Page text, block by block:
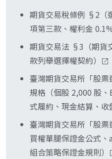
死才能達成。
計、兩邊計費基礎不同
要算進兩次證券交易稅
領口三腿到期前不會被
場常見之「Early
才由期交所對符合公告
以現金結算差額；賣
不能直接取代、定位不同
機制、追蹤指數的「每
波動耗損、投信公開說
「不適合長期持有」、
反 ETF」、定位為數日
具。領口策略以 K_put
特定到期日本金保護的
避險選反向型 ETF、特
徹底退出選賣股套現換
路線解決的問題不同、
tolerance 選用。
期貨交易稅條例 §2（
項第三款、權利金
期貨交易法 §3（期貨
款列舉選擇權契約）
臺灣期貨交易所「股
規格（個股 2,000 股
式履約、現金結算、收
臺灣期貨交易所「股
買權單腿保證金公式
組合策略保證金規則）